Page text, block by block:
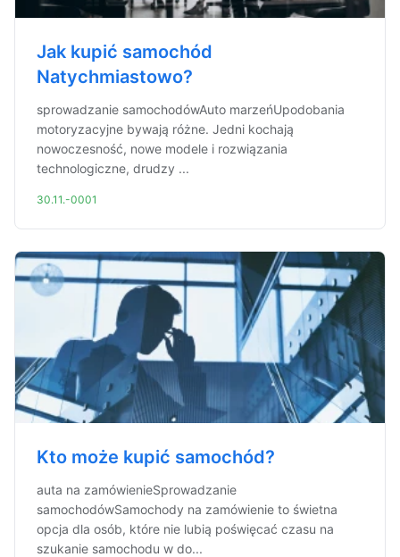
Jak kupić samochód
Natychmiastowo?
sprowadzanie samochodówAuto marzeńUpodobania
motoryzacyjne bywają różne. Jedni kochają
nowoczesność, nowe modele i rozwiązania
technologiczne, drudzy ...
30.11.-0001
Kto może kupić samochód?
auta na zamówienieSprowadzanie
samochodówSamochody na zamówienie to świetna
opcja dla osób, które nie lubią poświęcać czasu na
szukanie samochodu w do...